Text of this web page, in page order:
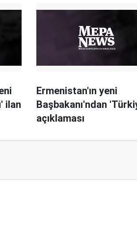
ilan
Ermenistan'ın yeni
Başbakanı'ndan
açıklaması